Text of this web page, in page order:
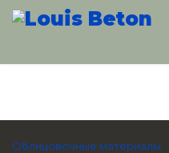
Облицовочные материалы